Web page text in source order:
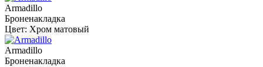
Armadillo
Броненакладка
Цвет: Хром матовый
Armadillo
Броненакладка